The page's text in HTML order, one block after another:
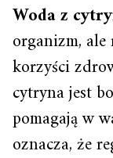
Woda z
organizm,
korzyści
cytryna jest
pomagają w
oznacza, że